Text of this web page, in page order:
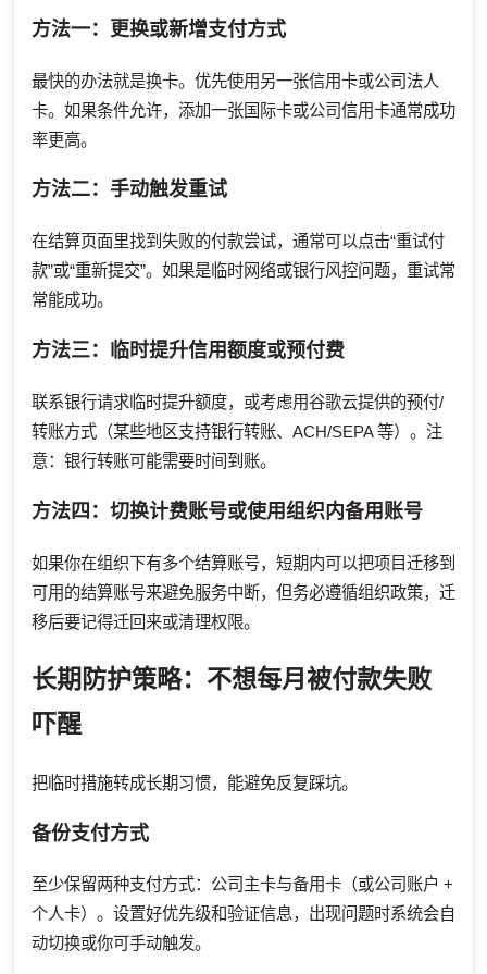
方法一：更换或新增支付方式
最快的办法就是换卡。优先使用另一张信用卡或公司法人
卡。如果条件允许，添加一张国际卡或公司信用卡通常成功
率更高。
方法二：手动触发重试
在结算页面里找到失败的付款尝试，通常可以点击“重试付
款”或“重新提交”。如果是临时网络或银行风控问题，重试常
常能成功。
方法三：临时提升信用额度或预付费
联系银行请求临时提升额度，或考虑用谷歌云提供的预付/
转账方式（某些地区支持银行转账、ACH/SEPA 等）。注
意：银行转账可能需要时间到账。
方法四：切换计费账号或使用组织内备用账号
如果你在组织下有多个结算账号，短期内可以把项目迁移到
可用的结算账号来避免服务中断，但务必遵循组织政策，迁
移后要记得迁回来或清理权限。
长期防护策略：不想每月被付款失败
吓醒
把临时措施转成长期习惯，能避免反复踩坑。
备份支付方式
至少保留两种支付方式：公司主卡与备用卡（或公司账户 +
个人卡）。设置好优先级和验证信息，出现问题时系统会自
动切换或你可手动触发。